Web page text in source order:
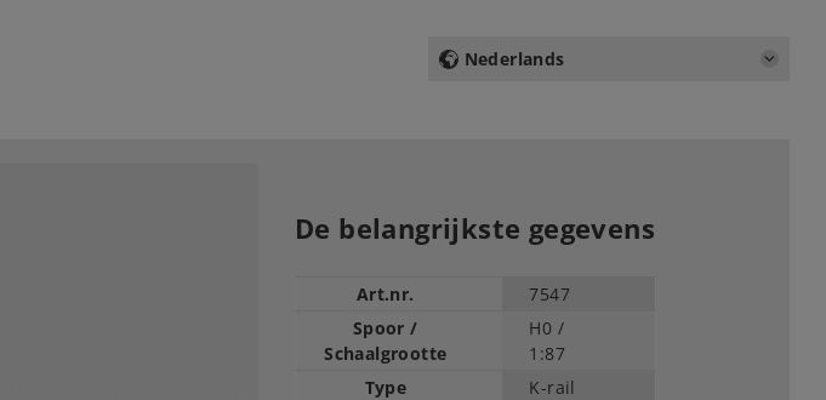
Nederlands
De belangrijkste gegevens
Art.nr.
7547
Spoor /
Schaalgrootte
H0 /
1:87
Type
K-rail